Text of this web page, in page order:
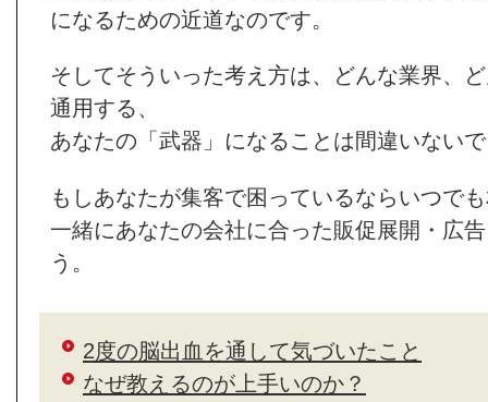
になるための近道なのです。
そしてそういった考え方は、どんな業界、
通用する、
あなたの「武器」になることは間違いない
もしあなたが集客で困っているならいつで
一緒にあなたの会社に合った販促展開・広
う。
2度の脳出血を通して気づいたこと
なぜ教えるのが上手いのか？